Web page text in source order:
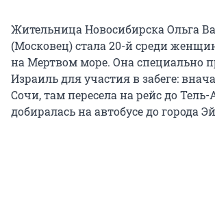
Жительница Новосибирска Ольга
(Московец) стала 20-й среди
на Мертвом море. Она специально
Израиль для участия в забеге:
Сочи, там пересела на рейс до Тель-
добиралась на автобусе до города